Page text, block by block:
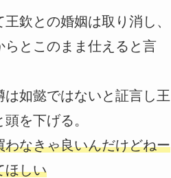
欽との婚姻は取り消し、
とこのまま仕えると言
如懿ではないと証言し王
を下げる。
なきゃ良いんだけどねー
ほしい